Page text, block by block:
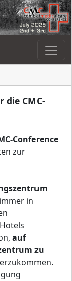
CMC-
Conference
zur
in
auf
zu